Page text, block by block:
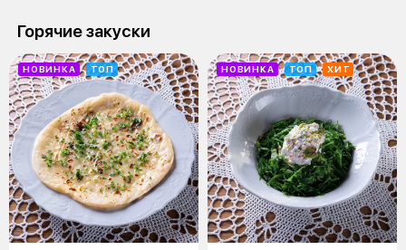
Горячие закуски
НОВИНКА ТОП НОВИНКА ТОП ХИТ